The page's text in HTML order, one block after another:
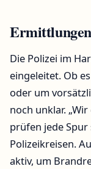
Die Polizei im
eingeleitet. Ob
oder um
noch unklar.
prüfen jede
Polizeikreisen.
aktiv, um